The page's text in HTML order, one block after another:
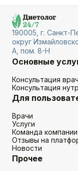
190005, г. Санкт-
округ
А, пом. 8-Н
Основные
Консультация
Консультация
Для
Врачи
Услуги
Команда компании
Отзывы на
Новости
Прочее